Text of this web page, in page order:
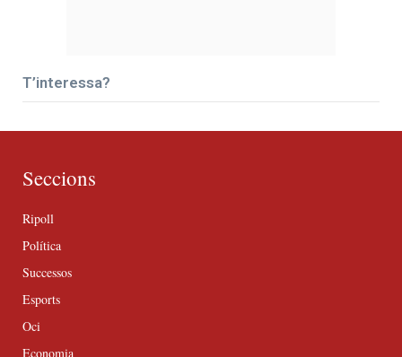
T’interessa?
Seccions
Ripoll
Política
Successos
Esports
Oci
Economia